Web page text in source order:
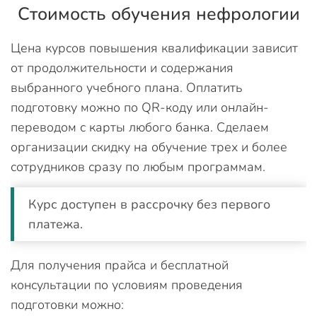
Стоимость обучения нефрологии
Цена курсов повышения квалификации зависит
от продолжительности и содержания
выбранного учебного плана. Оплатить
подготовку можно по QR-коду или онлайн-
переводом с карты любого банка. Сделаем
организации скидку на обучение трех и более
сотрудников сразу по любым программам.
Курс доступен в рассрочку без первого
платежа.
Для получения прайса и бесплатной
консультации по условиям проведения
подготовки можно: